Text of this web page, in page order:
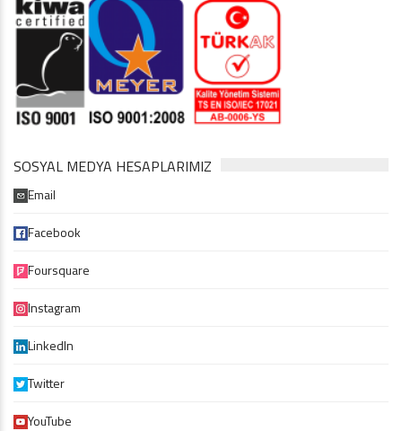
SOSYAL MEDYA HESAPLARIMIZ
Email
Facebook
Foursquare
Instagram
LinkedIn
Twitter
YouTube